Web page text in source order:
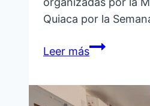
Quiaca por la
Leer másEL
N°